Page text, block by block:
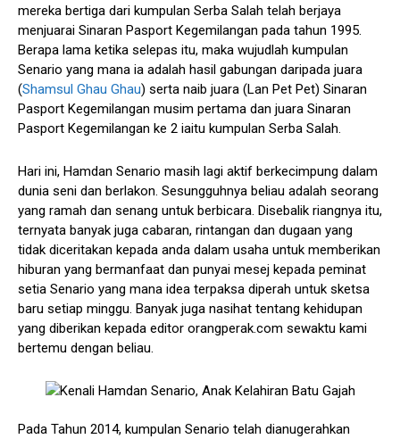
mereka bertiga dari kumpulan Serba Salah telah berjaya
menjuarai Sinaran Pasport Kegemilangan pada tahun 1995.
Berapa lama ketika selepas itu, maka wujudlah kumpulan
Senario yang mana ia adalah hasil gabungan daripada juara
(Shamsul Ghau Ghau) serta naib juara (Lan Pet Pet) Sinaran
Pasport Kegemilangan musim pertama dan juara Sinaran
Pasport Kegemilangan ke 2 iaitu kumpulan Serba Salah.
Hari ini, Hamdan Senario masih lagi aktif berkecimpung dalam
dunia seni dan berlakon. Sesungguhnya beliau adalah seorang
yang ramah dan senang untuk berbicara. Disebalik riangnya itu,
ternyata banyak juga cabaran, rintangan dan dugaan yang
tidak diceritakan kepada anda dalam usaha untuk memberikan
hiburan yang bermanfaat dan punyai mesej kepada peminat
setia Senario yang mana idea terpaksa diperah untuk sketsa
baru setiap minggu. Banyak juga nasihat tentang kehidupan
yang diberikan kepada editor orangperak.com sewaktu kami
bertemu dengan beliau.
Pada Tahun 2014, kumpulan Senario telah dianugerahkan